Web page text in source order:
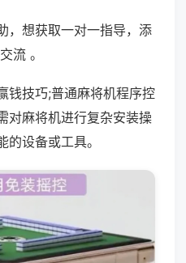
，想获取一对一指导，添
流 。
钱技巧;普通麻将机程序控
对麻将机进行复杂安装操
设备或工具。